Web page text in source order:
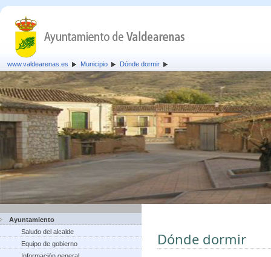
www.valdearenas.es Municipio Dónde dormir
Ayuntamiento
Saludo del alcalde
Equipo de gobierno
Dónde dormir